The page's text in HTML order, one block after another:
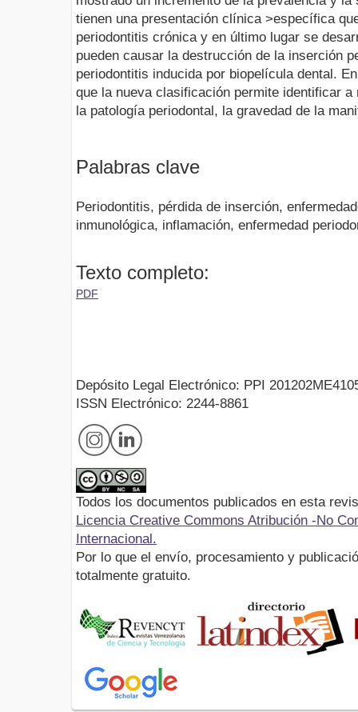
tienen una presentación clínica >específica
periodontitis crónica y en último lugar se
pueden causar la destrucción de la inserción
periodontitis inducida por biopelícula dental.
que la nueva clasificación permite identificar a
la patología periodontal, la gravedad de la
Palabras clave
Periodontitis, pérdida de inserción,
inmunológica, inflamación, enfermedad
Texto completo:
PDF
Depósito Legal Electrónico: PPI
ISSN Electrónico: 2244-8861
Todos los documentos publicados en esta
Licencia Creative Commons Atribución -No
Internacional.
Por lo que el envío, procesamiento y
totalmente gratuito.